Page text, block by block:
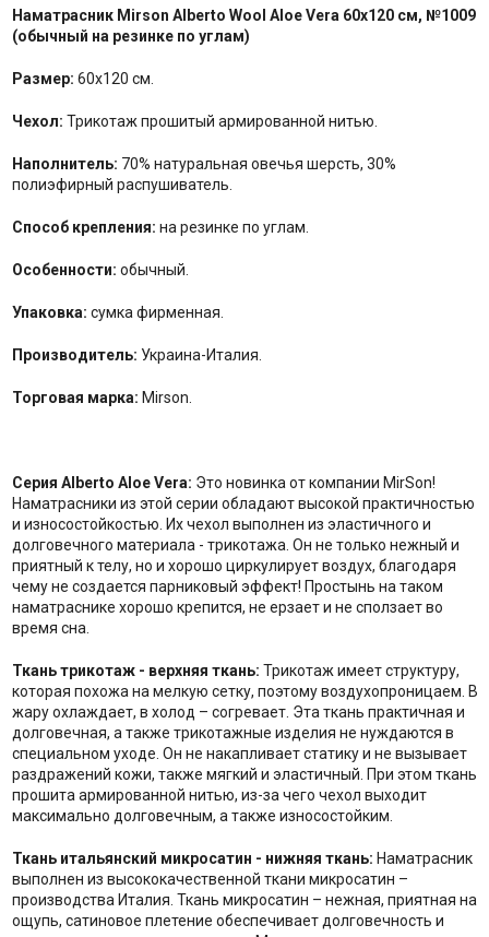
Наматрасник Mirson Alberto Wool Aloe Vera 60x120 см, №1009
(обычный на резинке по углам)
Размер: 60x120 см.
Чехол: Трикотаж прошитый армированной нитью.
Наполнитель: 70% натуральная овечья шерсть, 30%
полиэфирный распушиватель.
Способ крепления: на резинке по углам.
Особенности: обычный.
Упаковка: сумка фирменная.
Производитель: Украина-Италия.
Торговая марка: Mirson.
Серия Alberto Aloe Vera: Это новинка от компании MirSon!
Наматрасники из этой серии обладают высокой практичностью
и износостойкостью. Их чехол выполнен из эластичного и
долговечного материала - трикотажа. Он не только нежный и
приятный к телу, но и хорошо циркулирует воздух, благодаря
чему не создается парниковый эффект! Простынь на таком
наматраснике хорошо крепится, не ерзает и не сползает во
время сна.
Ткань трикотаж - верхняя ткань: Трикотаж имеет структуру,
которая похожа на мелкую сетку, поэтому воздухопроницаем. В
жару охлаждает, в холод – согревает. Эта ткань практичная и
долговечная, а также трикотажные изделия не нуждаются в
специальном уходе. Он не накапливает статику и не вызывает
раздражений кожи, также мягкий и эластичный. При этом ткань
прошита армированной нитью, из-за чего чехол выходит
максимально долговечным, а также износостойким.
Ткань итальянский микросатин - нижняя ткань: Наматрасник
выполнен из высококачественной ткани микросатин –
производства Италия. Ткань микросатин – нежная, приятная на
ощупь, сатиновое плетение обеспечивает долговечность и